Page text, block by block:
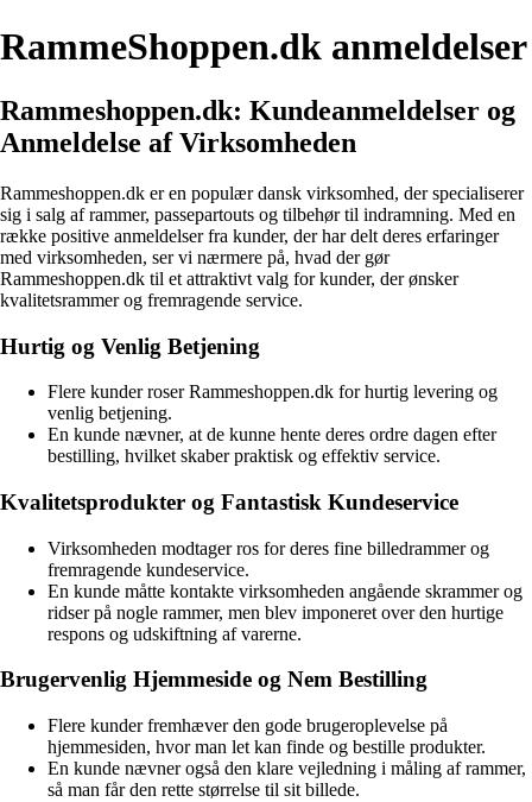
RammeShoppen.dk anmeldelser
Rammeshoppen.dk: Kundeanmeldelser og
Anmeldelse af Virksomheden
Rammeshoppen.dk er en populær dansk virksomhed, der specialiserer
sig i salg af rammer, passepartouts og tilbehør til indramning. Med en
række positive anmeldelser fra kunder, der har delt deres erfaringer
med virksomheden, ser vi nærmere på, hvad der gør
Rammeshoppen.dk til et attraktivt valg for kunder, der ønsker
kvalitetsrammer og fremragende service.
Hurtig og Venlig Betjening
Flere kunder roser Rammeshoppen.dk for hurtig levering og
venlig betjening.
En kunde nævner, at de kunne hente deres ordre dagen efter
bestilling, hvilket skaber praktisk og effektiv service.
Kvalitetsprodukter og Fantastisk Kundeservice
Virksomheden modtager ros for deres fine billedrammer og
fremragende kundeservice.
En kunde måtte kontakte virksomheden angående skrammer og
ridser på nogle rammer, men blev imponeret over den hurtige
respons og udskiftning af varerne.
Brugervenlig Hjemmeside og Nem Bestilling
Flere kunder fremhæver den gode brugeroplevelse på
hjemmesiden, hvor man let kan finde og bestille produkter.
En kunde nævner også den klare vejledning i måling af rammer,
så man får den rette størrelse til sit billede.